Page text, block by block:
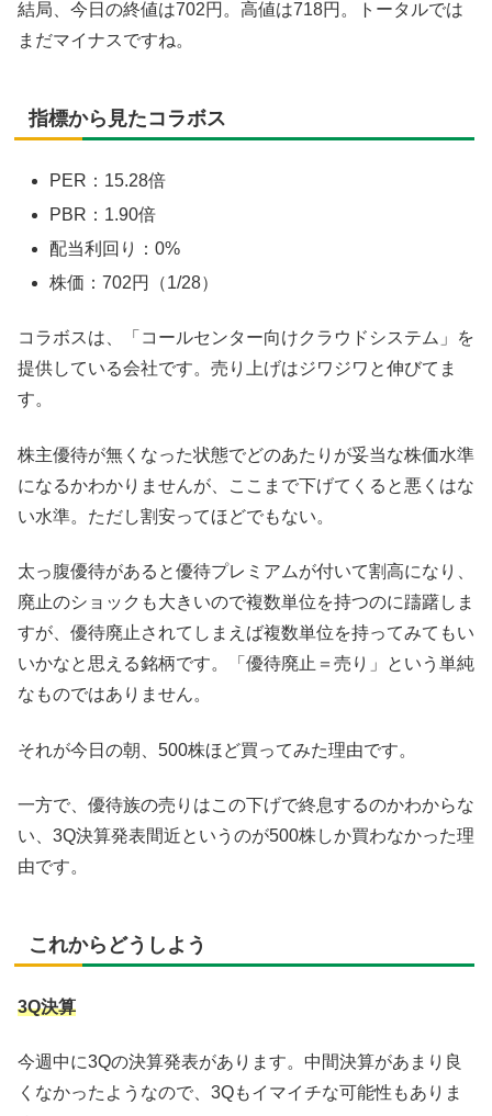
結局、今日の終値は702円。高値は718円。トータルでは
まだマイナスですね。
指標から見たコラボス
PER：15.28倍
PBR：1.90倍
配当利回り：0%
株価：702円（1/28）
コラボスは、「コールセンター向けクラウドシステム」を
提供している会社です。売り上げはジワジワと伸びてま
す。
株主優待が無くなった状態でどのあたりが妥当な株価水準
になるかわかりませんが、ここまで下げてくると悪くはな
い水準。ただし割安ってほどでもない。
太っ腹優待があると優待プレミアムが付いて割高になり、
廃止のショックも大きいので複数単位を持つのに躊躇しま
すが、優待廃止されてしまえば複数単位を持ってみてもい
いかなと思える銘柄です。「優待廃止＝売り」という単純
なものではありません。
それが今日の朝、500株ほど買ってみた理由です。
一方で、優待族の売りはこの下げで終息するのかわからな
い、3Q決算発表間近というのが500株しか買わなかった理
由です。
これからどうしよう
3Q決算
今週中に3Qの決算発表があります。中間決算があまり良
くなかったようなので、3Qもイマイチな可能性もありま